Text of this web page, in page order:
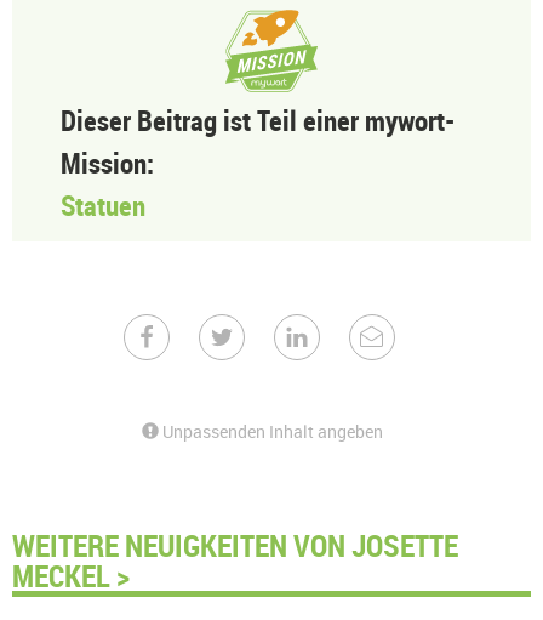
Dieser Beitrag ist Teil einer mywort-
Mission:
Statuen
Unpassenden Inhalt angeben
WEITERE NEUIGKEITEN VON JOSETTE
MECKEL >